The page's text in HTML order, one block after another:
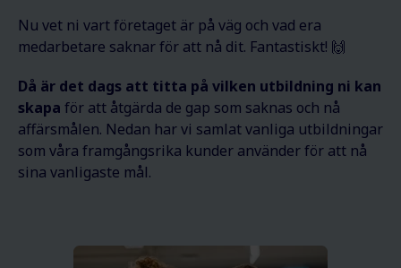
Nu vet ni vart företaget är på väg och vad era
medarbetare saknar för att nå dit. Fantastiskt! 🙌
Då är det dags att titta på vilken utbildning ni kan
skapa för att åtgärda de gap som saknas och nå
affärsmålen. Nedan har vi samlat vanliga utbildningar
som våra framgångsrika kunder använder för att nå
sina vanligaste mål.